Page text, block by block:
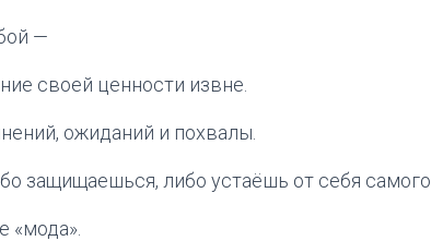
—
своей ценности извне.
ожиданий и похвалы.
защищаешься, либо устаёшь от себя самого.
«мода».